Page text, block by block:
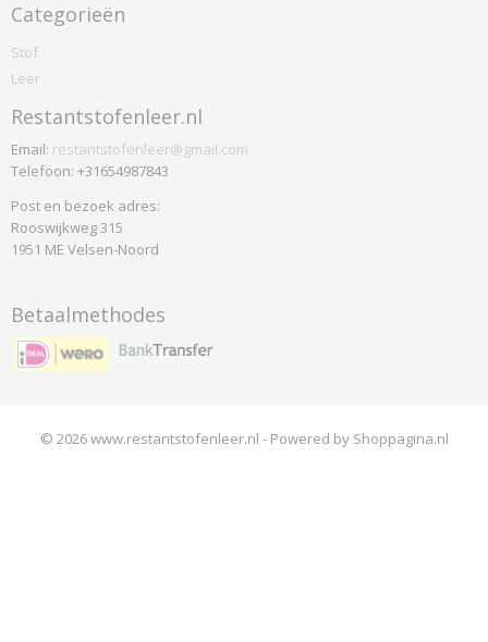
Categorieën
Stof
Leer
Restantstofenleer.nl
Email: restantstofenleer@gmail.com
Telefoon: +31654987843
Post en bezoek adres:
Rooswijkweg 315
1951 ME Velsen-Noord
Betaalmethodes
© 2026 www.restantstofenleer.nl - Powered by Shoppagina.nl